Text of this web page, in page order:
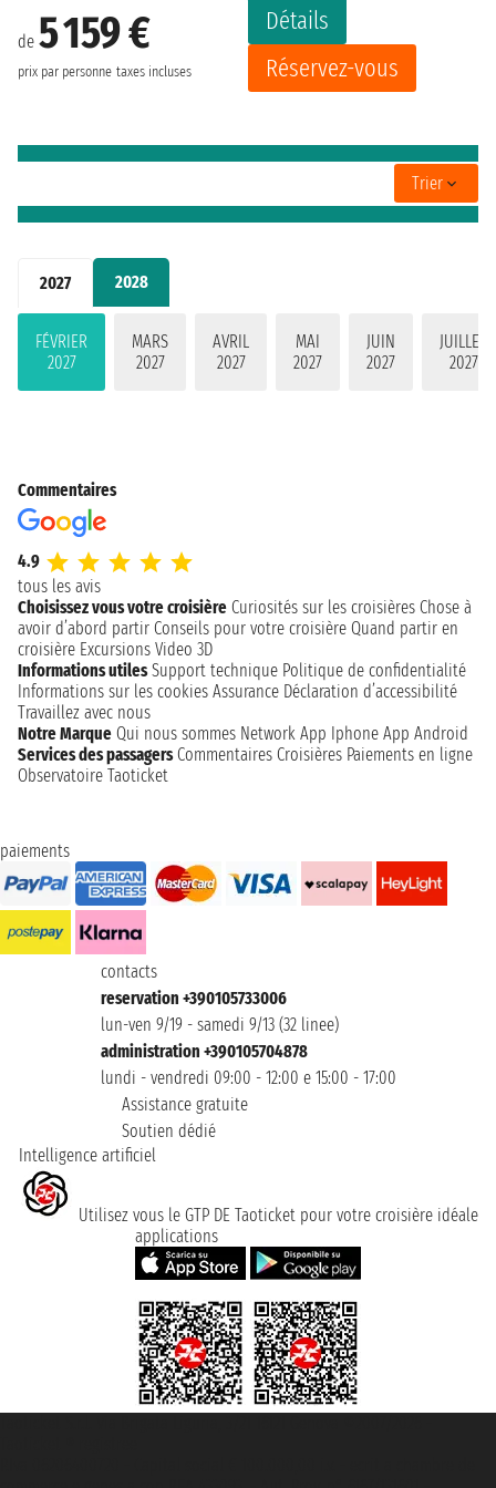
2027 2028
FÉVRIER
2027
MARS
2027
AVRIL
2027
MAI
2027
JUIN
2027
JUILLET
2027
de 5 159 €
prix par personne taxes incluses
Détails
Réservez-vous
Trier
Commentaires
4.9
tous les avis
Choisissez vous votre croisière Curiosités sur les croisières Chose à
avoir d’abord partir Conseils pour votre croisière Quand partir en
croisière Excursions Video 3D
Informations utiles Support technique Politique de confidentialité
Informations sur les cookies Assurance Déclaration d’accessibilité
Travaillez avec nous
Notre Marque Qui nous sommes Network App Iphone App Android
Services des passagers Commentaires Croisières Paiements en ligne
Observatoire Taoticket
paiements
contacts
reservation +390105733006
lun-ven 9/19 - samedi 9/13 (32 linee)
administration +390105704878
lundi - vendredi 09:00 - 12:00 e 15:00 - 17:00
Assistance gratuite
Soutien dédié
Intelligence artificiel
Utilisez vous le GTP DE Taoticket pour votre croisière idéale
applications